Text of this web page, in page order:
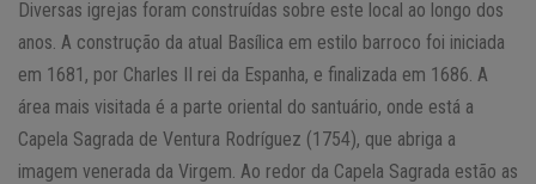
Diversas igrejas foram construídas sobre este local ao longo dos
anos. A construção da atual Basílica em estilo barroco foi iniciada
em 1681, por Charles II rei da Espanha, e finalizada em 1686. A
área mais visitada é a parte oriental do santuário, onde está a
Capela Sagrada de Ventura Rodríguez (1754), que abriga a
imagem venerada da Virgem. Ao redor da Capela Sagrada estão as